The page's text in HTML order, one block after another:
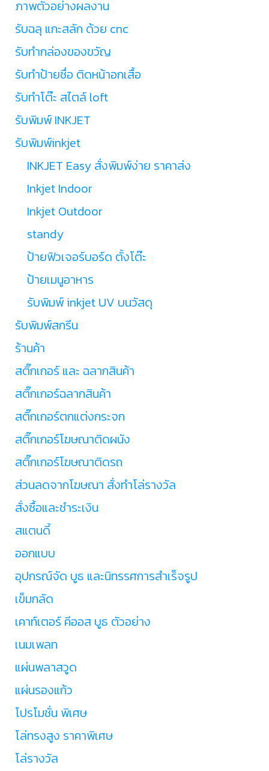
ภาพตัวอย่างผลงาน
รับฉลุ แกะสลัก ด้วย cnc
รับทำกล่องของขวัญ
รับทำป้ายชื่อ ติดหน้าอกเสื้อ
รับทำโต๊ะ สไตล์ loft
รับพิมพ์ INKJET
รับพิมพ์inkjet
INKJET Easy สั่งพิมพ์ง่าย ราคาส่ง
Inkjet Indoor
Inkjet Outdoor
standy
ป้ายฟิวเจอร์บอร์ด ตั้งโต๊ะ
ป้ายเมนูอาหาร
รับพิมพ์ inkjet UV บนวัสดุ
รับพิมพ์สกรีน
ร้านค้า
สติ๊กเกอร์ และ ฉลากสินค้า
สติ๊กเกอร์ฉลากสินค้า
สติ๊กเกอร์ตกแต่งกระจก
สติ๊กเกอร์โฆษณาติดผนัง
สติ๊กเกอร์โฆษณาติดรถ
ส่วนลดจากโฆษณา สั่งทำโล่รางวัล
สั่งซื้อและชำระเงิน
สแตนดี้
ออกแบบ
อุปกรณ์จัด บูธ และนิทรรศการสำเร็จรูป
เข็มกลัด
เคาท์เตอร์ คีออส บูธ ตัวอย่าง
เนมเพลท
แผ่นพลาสวูด
แผ่นรองแก้ว
โปรโมชั่น พิเศษ
โล่ทรงสูง ราคาพิเศษ
โล่รางวัล